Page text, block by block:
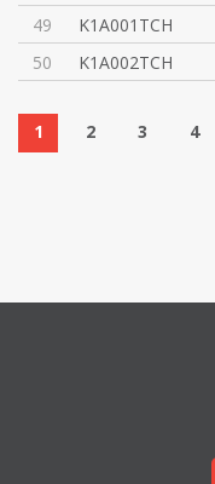
49
K1A001TCH
50
K1A002TCH
1 2 3 4